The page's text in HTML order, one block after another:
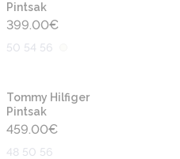
Pintsak
399.00€
50 54 56
Tommy Hilfiger
Pintsak
459.00€
48 50 56